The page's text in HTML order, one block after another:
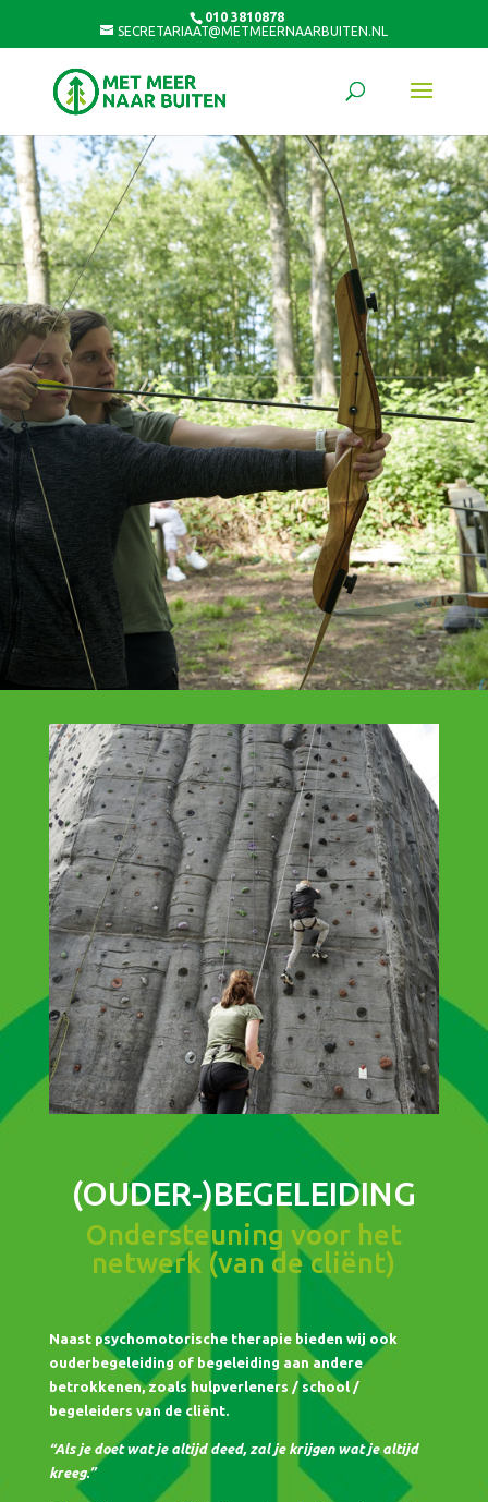
010 3810878
SECRETARIAAT@METMEERNAARBUITEN.NL
(OUDER-)BEGELEIDING
Ondersteuning voor het
netwerk (van de cliënt)
Naast psychomotorische therapie bieden wij ook
ouderbegeleiding of begeleiding aan andere
betrokkenen, zoals hulpverleners / school /
begeleiders van de cliënt.
“Als je doet wat je altijd deed, zal je krijgen wat je altijd
kreeg.”